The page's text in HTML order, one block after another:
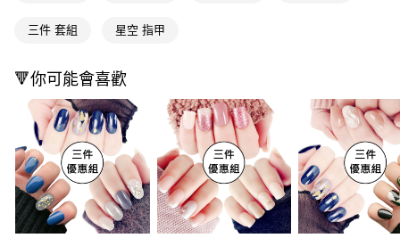
權轉讓予恩沛科技股份有限公司。
https://aftee.tw/terms/#terms3
３．未成年的使用者請事先徵得法定代理人或監護人之同意方可使用
「AFTEE先享後付」，若未經同意申辦者引起之損失，本公司不負相關責
任。
４．使用「AFTEE先享後付」時，將依據個別帳號之用戶狀況，依本公司即
時審查核予不同之上限額度；若仍有額度不足之情形，本公司將視審查結果
請求用戶進行身份認證。
５．嚴禁一人註冊多個帳號或使用他人資訊註冊。若發現惡意使用之情形，
恩沛科技股份有限公司將有權停止該用戶之使用額度並採取法律行動。
三件 套組 星空 指甲
🔻你可能會喜歡